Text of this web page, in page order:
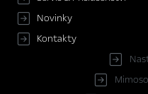
Novinky
Kontakty